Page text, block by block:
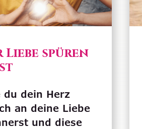
Liebe spüren
du dein Herz
an deine Liebe
und diese